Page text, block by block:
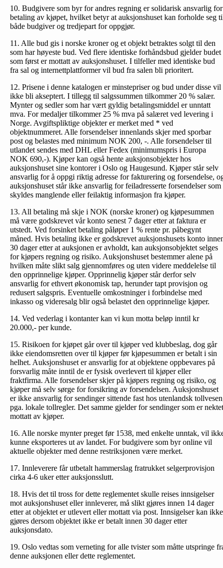
10. Budgivere som byr for andres regning er solidarisk ansvarlig for
betaling av kjøpet, hvilket betyr at auksjonshuset kan forholde seg
både budgiver og tredjepart for oppgjør.
11. Alle bud gis i norske kroner og et objekt betraktes solgt til den
som har høyeste bud. Ved flere identiske forhåndsbud gjelder budet
som først er mottatt av auksjonshuset. I tilfeller med identiske bud
fra sal og internettplattformer vil bud fra salen bli prioritert.
12. Prisene i denne katalogen er minstepriser og bud under disse vil
ikke bli akseptert. I tillegg til salgssummen tilkommer 20 % salær.
Mynter og sedler som har vært gyldig betalingsmiddel er unntatt
mva. For medaljer tilkommer 25 % mva på salæret ved levering i
Norge. Avgiftspliktige objekter er merket med * ved
objektnummeret. Alle forsendelser innenlands skjer med sporbar
post og belastes med minimum NOK 200, -. Alle forsendelser til
utlandet sendes med DHL eller Fedex (minimumspris i Europa
NOK 690,-). Kjøper kan også hente auksjonsobjekter hos
auksjonshuset sine kontorer i Oslo og Haugesund. Kjøper står selv
ansvarlig for å oppgi riktig adresse for fakturering og forsendelse,
auksjonshuset står ikke ansvarlig for feiladresserte forsendelser som
skyldes manglende eller feilaktig informasjon fra kjøper.
13. All betaling må skje i NOK (norske kroner) og kjøpesummen
må være godskrevet vår konto senest 7 dager etter at faktura er
utstedt. Ved forsinket betaling påløper 1 % rente pr. påbegynt
måned. Hvis betaling ikke er godskrevet auksjonshusets konto
30 dager etter at auksjonen er avholdt, kan auksjonsobjektet selges
for kjøpers regning og risiko. Auksjonshuset bestemmer alene på
hvilken måte slikt salg gjennomføres og uten videre meddelelse til
den opprinnelige kjøper. Opprinnelig kjøper står derfor selv
ansvarlig for ethvert økonomisk tap, herunder tapt provisjon og
redusert salgspris. Eventuelle omkostninger i forbindelse med
inkasso og videresalg blir også belastet den opprinnelige kjøper.
14. Ved vederlag i kontanter kan vi kun motta beløp inntil kr
20.000,- per kunde.
15. Risikoen for kjøpet går over til kjøper ved klubbeslag, dog går
ikke eiendomsretten over til kjøper før kjøpesummen er betalt i sin
helhet. Auksjonshuset er ansvarlig for at objektene oppbevares på
forsvarlig måte inntil de er fysisk overlevert til kjøper eller
fraktfirma. Alle forsendelser skjer på kjøpers regning og risiko, og
kjøper må selv sørge for forsikring av forsendelsen. Auksjonshuset
er ikke ansvarlig for sendinger sittende fast hos utenlandsk
pga. lokale tollregler. Det samme gjelder for sendinger som er nektet
mottatt av kjøper.
16. Alle norske mynter preget før 1538, med enkelte unntak, vil
kunne eksporteres ut av landet. For budgivere som byr online vil
aktuelle objekter med denne restriksjonen være merket.
17. Innleverere får utbetalt hammerslag fratrukket selgerprovisjon
cirka 4-6 uker etter auksjonsslutt.
18. Hvis det til tross for dette reglementet skulle reises inn­sigelser
mot auksjonshuset eller innleverer, må slikt gjøres innen 14 dager
etter at objektet er utlevert eller mottatt via post. Innsigelser kan ikke
gjøres dersom objektet ikke er betalt innen 30 dager etter
auksjonsdato.
19. Oslo vedtas som verneting for alle tvister som måtte utspringe
denne auksjonen eller dette reglementet.